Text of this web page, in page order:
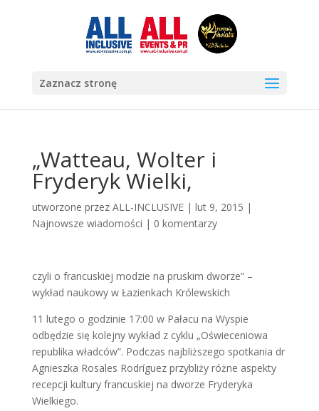
Zaznacz stronę
„Watteau, Wolter i
Fryderyk Wielki,
utworzone przez ALL-INCLUSIVE| lut 9, 2015 |
Najnowsze wiadomości | 0 komentarzy
czyli o francuskiej modzie na pruskim dworze” –
wykład naukowy w Łazienkach Królewskich
11 lutego o godzinie 17:00 w Pałacu na Wyspie
odbędzie się kolejny wykład z cyklu „Oświeceniowa
republika władców”. Podczas najbliższego spotkania dr
Agnieszka Rosales Rodríguez przybliży różne aspekty
recepcji kultury francuskiej na dworze Fryderyka
Wielkiego.